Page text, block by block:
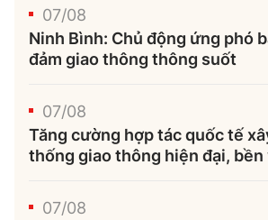
07/08
Ninh Bình: Chủ động ứng phó
đảm giao thông thông suốt
07/08
Tăng cường hợp tác quốc tế
thống giao thông hiện đại, bền
07/08